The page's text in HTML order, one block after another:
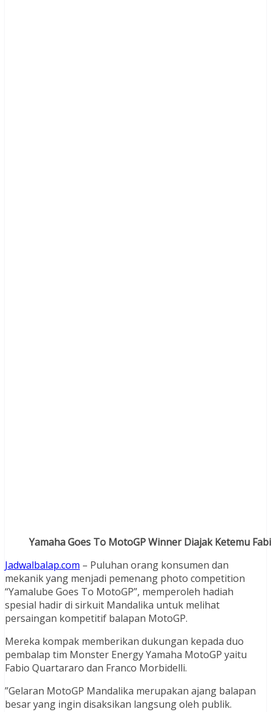
Yamaha Goes To MotoGP Winner Diajak Ketemu
Jadwalbalap.com – Puluhan orang konsumen dan
mekanik yang menjadi pemenang photo competition
“Yamalube Goes To MotoGP”, memperoleh hadiah
spesial hadir di sirkuit Mandalika untuk melihat
persaingan kompetitif balapan MotoGP.
Mereka kompak memberikan dukungan kepada duo
pembalap tim Monster Energy Yamaha MotoGP yaitu
Fabio Quartararo dan Franco Morbidelli.
”Gelaran MotoGP Mandalika merupakan ajang balapan
besar yang ingin disaksikan langsung oleh publik.